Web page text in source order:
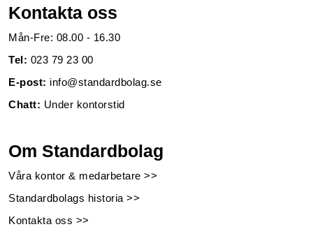
Kontakta oss
Mån-Fre: 08.00 - 16.30
Tel: 023 79 23 00
E-post: info@standardbolag.se
Chatt: Under kontorstid
Om Standardbolag
Våra kontor & medarbetare >>
Standardbolags historia >>
Kontakta oss >>